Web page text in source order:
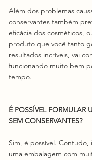
Além dos problemas
conservantes também
eficácia dos cosméticos,
produto que você tanto
resultados incríveis, vai
funcionando muito bem
tempo.
É POSSÍVEL FORMULAR
SEM CONSERVANTES?
Sim, é possível. Contudo,
uma embalagem com